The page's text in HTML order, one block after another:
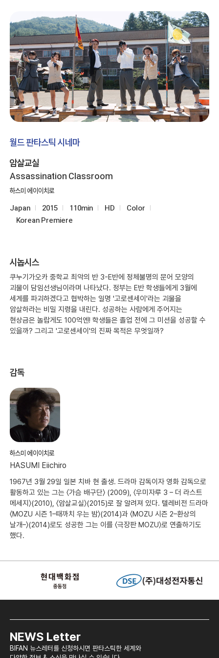
월드 판타스틱 시네마
암살교실
Assassination Classroom
하스미 에이이치로
Japan 2015 110min HD
Color
Korean Premiere
시놉시스
쿠누기가오카 중학교 최악의 반 3-E반에 정체불명의 문어 모양의
괴물이 담임선생님이라며 나타났다. 정부는 E반 학생들에게 3월에
세계를 파괴하겠다고 협박하는 일명 '고로센세이'라는 괴물을
암살하라는 비밀 지령을 내린다. 성공하는 사람에게 주어지는
현상금은 놀랍게도 100억엔! 학생들은 졸업 전에 그 미션을 성공할 수
있을까? 그리고 '고로센세이'의 진짜 목적은 무엇일까?
감독
하스미 에이이치로
HASUMI Eiichiro
1967년 3월 29일 일본 치바 현 출생. 드라마 감독이자 영화 감독으로
활동하고 있는 그는 〈가슴 배구단〉 (2009), 〈우미자루 3 – 더 라스트
메세지〉(2010), 〈암살교실〉(2015)로 잘 알려져 있다. 텔레비전 드라마
〈MOZU 시즌 1–때까치 우는 밤〉(2014)과 〈MOZU 시즌 2–환상의
날개–〉(2014)로도 성공한 그는 이를 〈극장판 MOZU〉로 연출하기도
했다.
NEWS Letter
BIFAN 뉴스레터를 신청하시면 판타스틱한 세계와